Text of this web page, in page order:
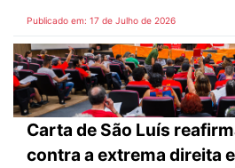
Publicado em: 17 de Julho de 2026
Carta de São Luís
contra a extrema direita